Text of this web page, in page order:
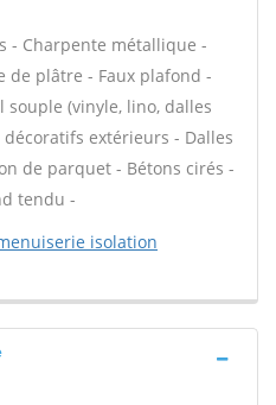
- Charpente métallique -
de plâtre - Faux plafond -
souple (vinyle, lino, dalles
décoratifs extérieurs - Dalles
de parquet - Bétons cirés -
tendu -
isolation